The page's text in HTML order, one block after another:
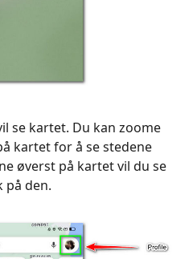
se kartet. Du kan zoome
kartet for å se stedene
øverst på kartet vil du se
på den.